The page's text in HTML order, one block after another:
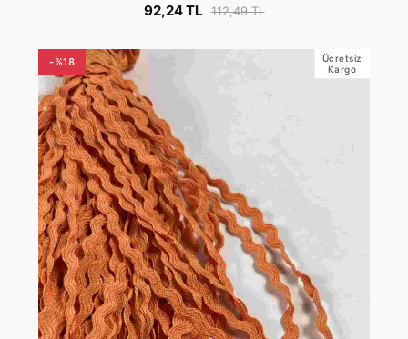
92,24 TL 112,49 TL
-%18
Ücretsiz
Kargo